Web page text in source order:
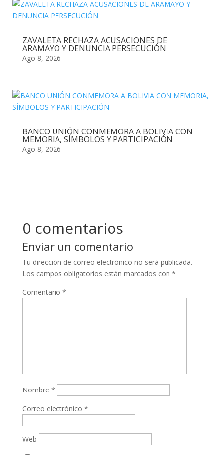
ZAVALETA RECHAZA ACUSACIONES DE
ARAMAYO Y DENUNCIA PERSECUCIÓN
Ago 8, 2026
BANCO UNIÓN CONMEMORA A BOLIVIA CON
MEMORIA, SÍMBOLOS Y PARTICIPACIÓN
Ago 8, 2026
0 comentarios
Enviar un comentario
Tu dirección de correo electrónico no será publicada.
Los campos obligatorios están marcados con *
Comentario *
Nombre *
Correo electrónico *
Web